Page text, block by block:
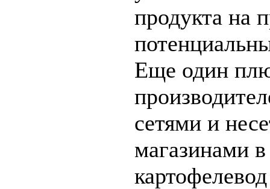
продукта на
Еще один
сетями и
магазинами